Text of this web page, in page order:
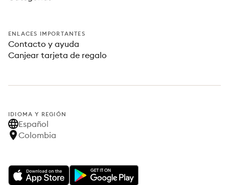
ENLACES IMPORTANTES
Contacto y ayuda
Canjear tarjeta de regalo
IDIOMA Y REGIÓN
Español
Colombia